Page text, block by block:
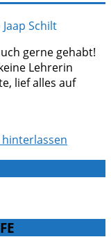
Jaap Schilt
gerne gehabt!
Lehrerin
lief alles auf